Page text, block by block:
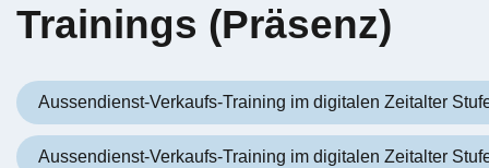
Trainings (Präsenz)
Aussendienst-Verkaufs-Training im digitalen Zeitalter
Aussendienst-Verkaufs-Training im digitalen Zeitalter